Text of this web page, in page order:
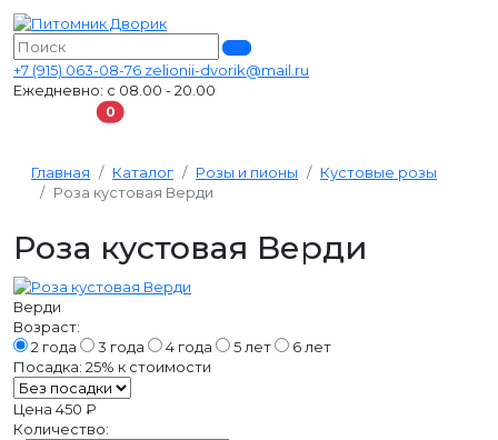
+7 (915) 063-08-76 zelionii-dvorik@mail.ru
Ежедневно: с 08.00 - 20.00
0В корзину
Главная Каталог Розы и пионы
Кустовые розы
Роза кустовая Верди
Роза кустовая Верди
Верди
Возраст:
2 года
3 года 4 года 5 лет
6 лет
Посадка: 25% к стоимости
Цена 450 ₽
Количество: